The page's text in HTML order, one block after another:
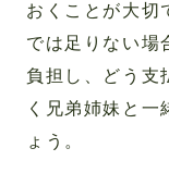
おくことが大切
では足りない場
負担し、どう支
く兄弟姉妹と一
ょう。